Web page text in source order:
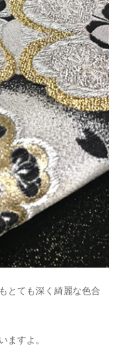
とても深く綺麗な色合
すよ。